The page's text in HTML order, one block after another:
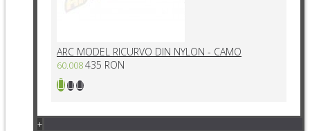
ARC MODEL RICURVO DIN NYLON - CAMO
60.008435 RON
+